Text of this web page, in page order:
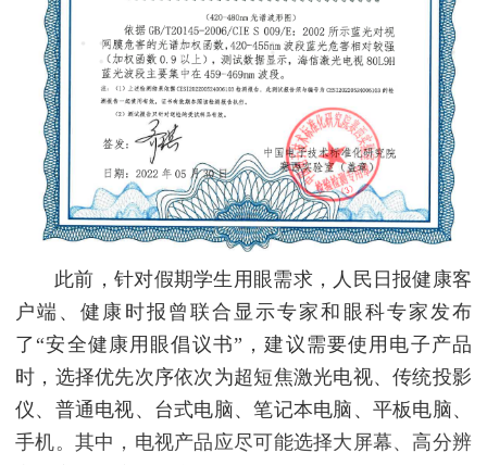
此前，针对假期学生用眼需求，人民日报健康客
户端、健康时报曾联合显示专家和眼科专家发布
了“安全健康用眼倡议书”，建议需要使用电子产品
时，选择优先次序依次为超短焦激光电视、传统投影
仪、普通电视、台式电脑、笔记本电脑、平板电脑、
手机。其中，电视产品应尽可能选择大屏幕、高分辨